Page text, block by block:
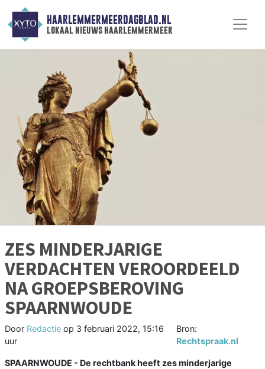
HAARLEMMERMEERDAGBLAD.NL
lokaal nieuws haarlemmermeer
ZES MINDERJARIGE
VERDACHTEN VEROORDEELD
NA GROEPSBEROVING
SPAARNWOUDE
Door Redactie op 3 februari 2022, 15:16
uur
Bron:
Rechtspraak.nl
SPAARNWOUDE - De rechtbank heeft zes minderjarige